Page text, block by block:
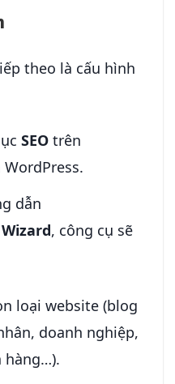
theo là cấu hình
SEO trên
dẫn
, công cụ sẽ
loại website (blog
doanh nghiệp,
hàng…).